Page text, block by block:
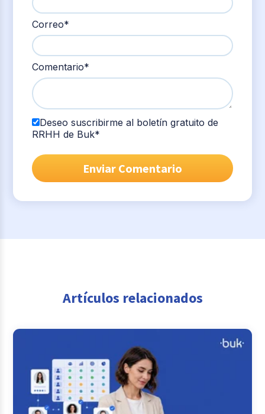
Correo*
Comentario*
Deseo suscribirme al boletín gratuito de
RRHH de Buk*
Artículos relacionados